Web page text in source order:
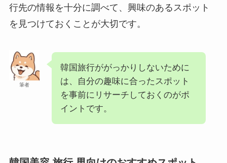
行先の情報を十分に調べて、興味のあるスポット
を見つけておくことが大切です。
筆者
韓国旅行ががっかりしないために
は、自分の趣味に合ったスポット
を事前にリサーチしておくのがポ
イントです。